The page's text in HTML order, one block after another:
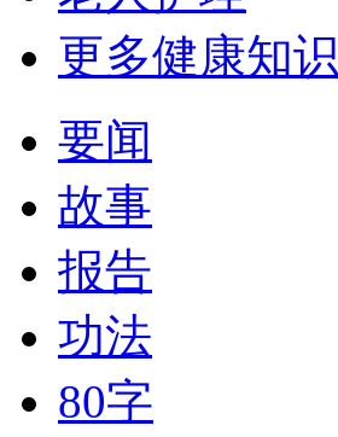
更多健康知识
要闻
故事
报告
功法
80字